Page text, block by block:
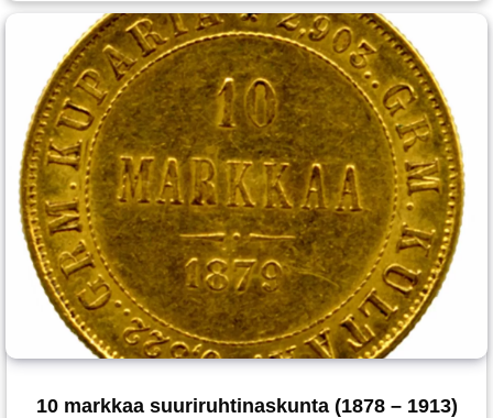
10 markkaa suuriruhtinaskunta (1878 – 1913)